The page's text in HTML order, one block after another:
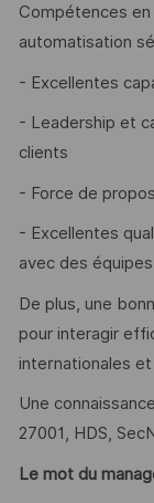
Compétences
automatisation
- Excellentes
- Leadership et
clients
- Force de
- Excellentes
avec des
De plus, une
pour interagir
internationales
Une
27001, HDS,
Le mot du